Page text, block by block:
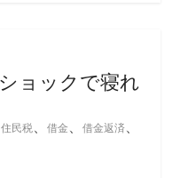
ョックで寝れ
住民税、借金、借金返済、